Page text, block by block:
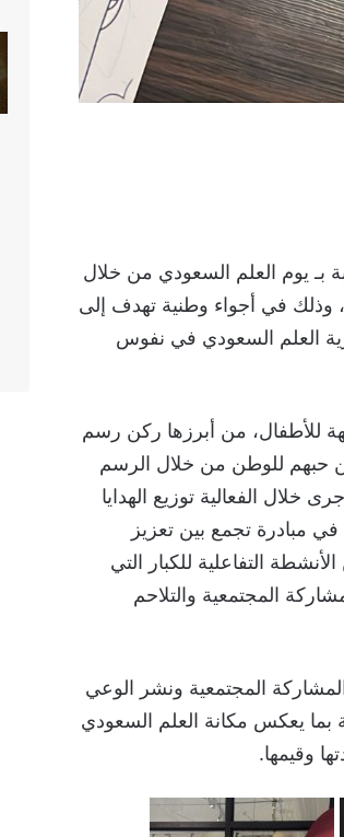
بـ يوم العلم السعودي من خلال
وذلك في أجواء وطنية تهدف إلى
العلم السعودي في نفوس
للأطفال، من أبرزها ركن رسم
حبهم للوطن من خلال الرسم
خلال الفعالية توزيع الهدايا
في مبادرة تجمع بين تعزيز
التفاعلية للكبار التي
المجتمعية والتلاحم
المجتمعية ونشر الوعي
بما يعكس مكانة العلم السعودي
وقيمها.